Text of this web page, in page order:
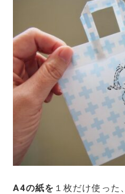
A4の紙を １枚だけ使った、